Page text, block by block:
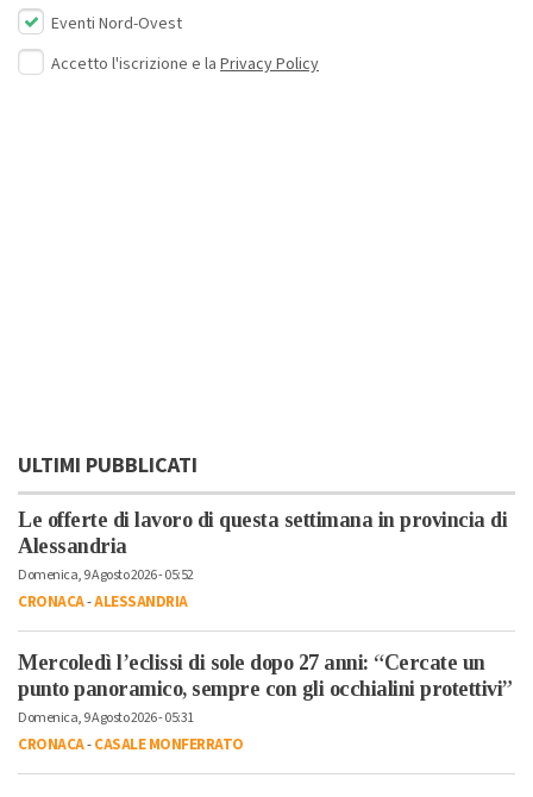
Eventi Nord-Ovest
Accetto l'iscrizione e la Privacy Policy
ULTIMI PUBBLICATI
Le offerte di lavoro di questa settimana in provincia di
Alessandria
Domenica, 9 Agosto 2026 - 05:52
CRONACA-ALESSANDRIA
Mercoledì l’eclissi di sole dopo 27 anni: “Cercate un
punto panoramico, sempre con gli occhialini protettivi”
Domenica, 9 Agosto 2026 - 05:31
CRONACA-CASALE MONFERRATO